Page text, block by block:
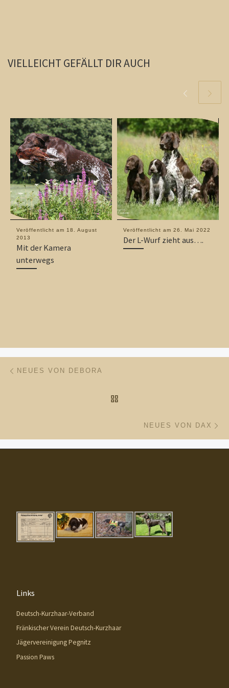
VIELLEICHT GEFÄLLT DIR AUCH
Veröffentlicht am 18. August
2013
Mit der Kamera
unterwegs
Veröffentlicht am 26. Mai 2022
Der L-Wurf zieht aus….
Beitragsnavigation
NEUES VON DEBORA
NEUES VON DAX
Links
Deutsch-Kurzhaar-Verband
Fränkischer Verein Deutsch-Kurzhaar
Jägervereinigung Pegnitz
Passion Paws